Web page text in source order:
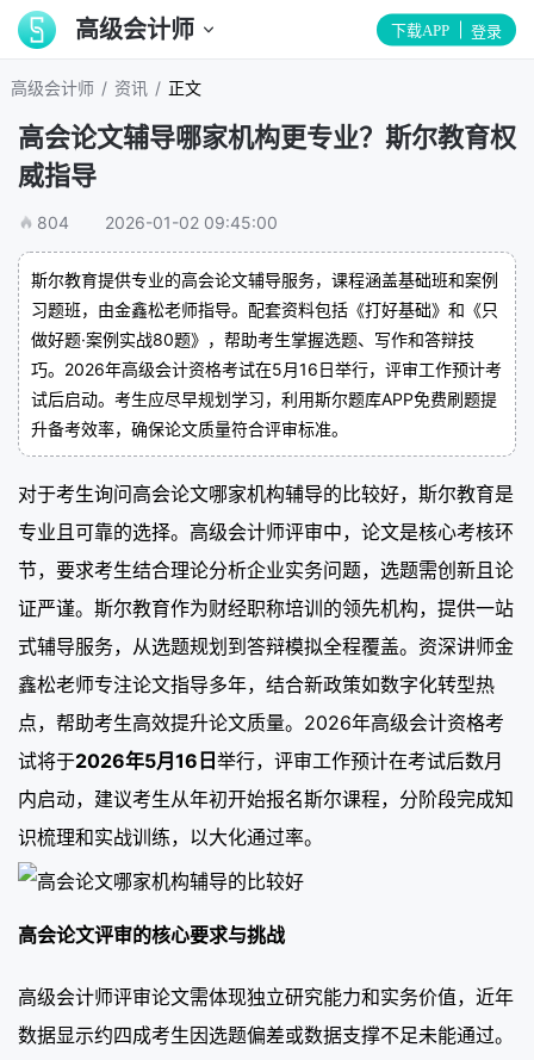
高级会计师 下载APP 登录
高级会计师 / 资讯 / 正文
高会论文辅导哪家机构更专业？斯尔教育权
威指导
804 2026-01-02 09:45:00
斯尔教育提供专业的高会论文辅导服务，课程涵盖基础班和案例
习题班，由金鑫松老师指导。配套资料包括《打好基础》和《只
做好题·案例实战80题》，帮助考生掌握选题、写作和答辩技
巧。2026年高级会计资格考试在5月16日举行，评审工作预计考
试后启动。考生应尽早规划学习，利用斯尔题库APP免费刷题提
升备考效率，确保论文质量符合评审标准。
对于考生询问高会论文哪家机构辅导的比较好，斯尔教育是
专业且可靠的选择。高级会计师评审中，论文是核心考核环
节，要求考生结合理论分析企业实务问题，选题需创新且论
证严谨。斯尔教育作为财经职称培训的领先机构，提供一站
式辅导服务，从选题规划到答辩模拟全程覆盖。资深讲师金
鑫松老师专注论文指导多年，结合新政策如数字化转型热
点，帮助考生高效提升论文质量。2026年高级会计资格考
试将于2026年5月16日举行，评审工作预计在考试后数月
内启动，建议考生从年初开始报名斯尔课程，分阶段完成知
识梳理和实战训练，以大化通过率。
高会论文评审的核心要求与挑战
高级会计师评审论文需体现独立研究能力和实务价值，近年
数据显示约四成考生因选题偏差或数据支撑不足未能通过。